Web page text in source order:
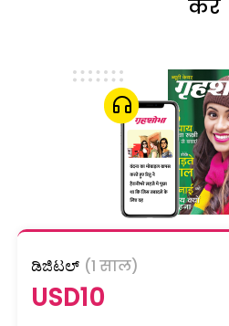
करें
ಡಿಜಿಟಲ್ (1 साल)
USD10